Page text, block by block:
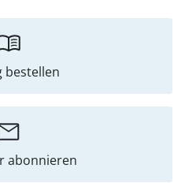
bestellen
abonnieren